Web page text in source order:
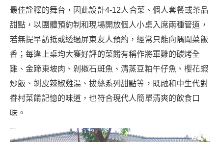
最佳詮釋的舞台，因此設計4-12人合菜、個人套餐或茶品
甜點，以團體預約制和現場開放個人小桌入席兩種管道，
若無提早訪抵或透過屏東友人預約，經常只能向隅聞菜飯
香；每逢上桌均大獲好評的菜餚有稱作將軍雞的碳烤全
雞、金蹄東坡肉、剁椒石斑魚、清蒸豆粕午仔魚、櫻花蝦
炒飯、剝皮辣椒雞湯、拔絲系列甜點等，既融和中生代對
眷村菜餚記憶的味道，也符合現代人簡單清爽的飲食口
味。